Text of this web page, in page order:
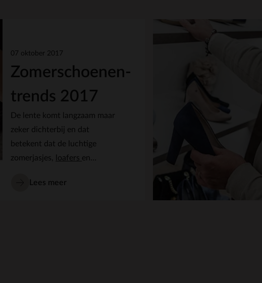
07 oktober 2017
Zomerschoenen-
trends 2017
De lente komt langzaam maar
zeker dichterbij en dat
betekent dat de luchtige
zomerjasjes,
loafers en
getrokken mogen worden.
Lees meer